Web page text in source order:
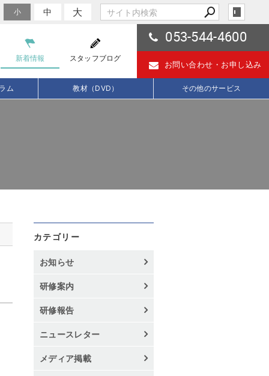
小 中 大
新着情報 スタッフブログ
053-544-4600
お問い合わせ・ お申し込み
ム 教材（DVD） その他のサービス
カテゴリー
お知らせ
研修案内
研修報告
ニュースレター
メディア掲載